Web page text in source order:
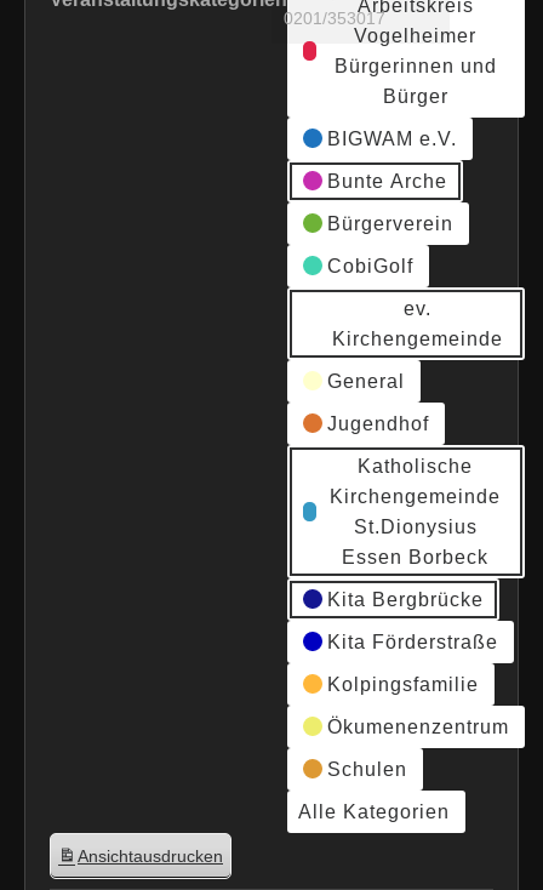
0201/353017
Arbeitskreis
Vogelheimer
Bürgerinnen und
Bürger
BIGWAM e.V.
Bunte Arche
Bürgerverein
CobiGolf
ev.
Kirchengemeinde
General
Jugendhof
Katholische
Kirchengemeinde
St.Dionysius
Essen Borbeck
Kita Bergbrücke
Kita Förderstraße
Kolpingsfamilie
Ökumenenzentrum
Schulen
Alle Kategorien
Ansichtausdrucken